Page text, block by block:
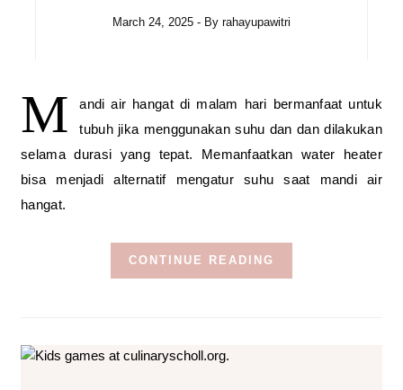
March 24, 2025 - By rahayupawitri
M
andi air hangat di malam hari bermanfaat untuk
tubuh jika menggunakan suhu dan dan dilakukan
selama durasi yang tepat. Memanfaatkan water heater
bisa menjadi alternatif mengatur suhu saat mandi air
hangat.
CONTINUE READING